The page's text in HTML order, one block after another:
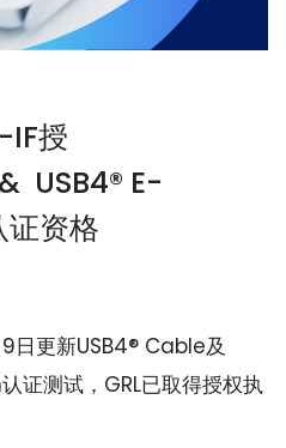
IF授
USB4® E-
资格
日更新USB4® Cable及
证测试，GRL已取得授权执